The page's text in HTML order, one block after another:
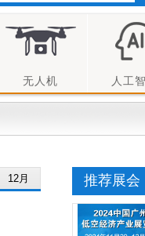
无人机 人工
12月 推荐展会